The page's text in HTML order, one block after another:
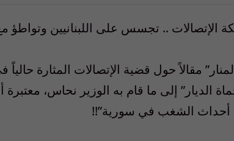
الإتصالات .. تجسس على اللبنانيين وتواطؤ
مقالاً حول قضية الإتصالات المثارة
الديار” إلى ما قام به الوزير نحاس،
أحداث الشغب في سورية”!!